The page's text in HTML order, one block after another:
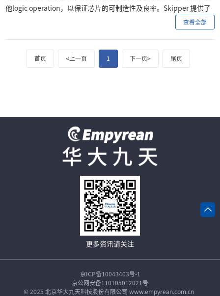
他logic operation，以保证芯片的可制造性及良率。Skipper 提供了
一个统一化的操作平台，在这个一体化的友好界面下完成tape-out的
师的工作效率，提高了我们的生产率。"
查看全部
首页 <上一页 1 下一页> 尾页
更多资讯请关注
京ICP备10043403号-1
京公网安备110105012021号
© 2025 北京华大九天科技股份有限公司 www.empyrean.com.cn